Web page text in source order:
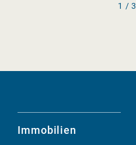
1 / 3
Immobilien